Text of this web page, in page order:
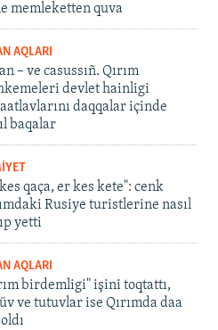
memleketten quva
AQLARI
– ve casussıñ. Qırım
devlet hainligi
daqqalar içinde
baqalar
qaça, er kes kete": cenk
Rusiye turistlerine nasıl
yetti
AQLARI
birdemligi" işini toqtattı,
ve tutuvlar ise Qırımda daa